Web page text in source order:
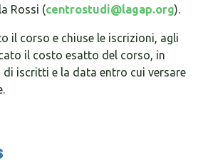
Rossi (centrostudi@lagap.org).
il corso e chiuse le iscrizioni, agli
il costo esatto del corso, in
di iscritti e la data entro cui versare